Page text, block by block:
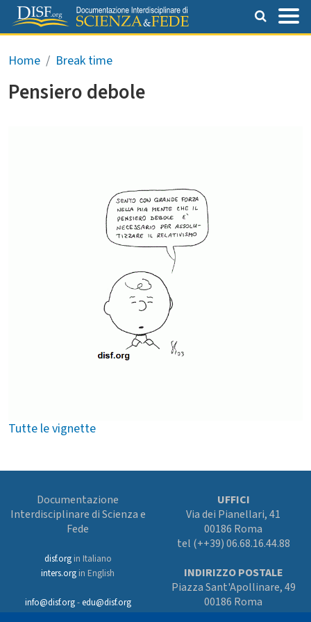
Salta al contenuto principale
Briciole di pane
Home Break time
Pensiero debole
Tutte le vignette
Documentazione
Interdisciplinare di Scienza e
Fede
disf.orgin Italiano
inters.org in English
info@disf.org-edu@disf.org
UFFICI
Via dei Pianellari, 41
00186 Roma
tel (++39) 06.68.16.44.88
INDIRIZZO POSTALE
Piazza Sant'Apollinare, 49
00186 Roma